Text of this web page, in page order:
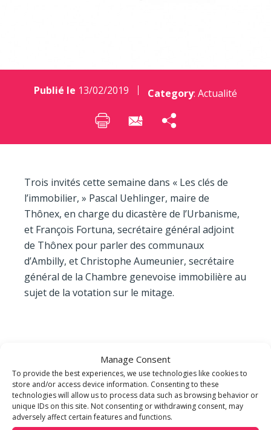
Manage Consent
To provide the best experiences, we use technologies like cookies to
store and/or access device information. Consenting to these
technologies will allow us to process data such as browsing behavior or
unique IDs on this site. Not consenting or withdrawing consent, may
adversely affect certain features and functions.
Publié le 13/02/2019 Category: Actualité
Trois invités cette semaine dans « Les clés de
l’immobilier, » Pascal Uehlinger, maire de
Thônex, en charge du dicastère de l’Urbanisme,
et François Fortuna, secrétaire général adjoint
de Thônex pour parler des communaux
d’Ambilly, et Christophe Aumeunier, secrétaire
général de la Chambre genevoise immobilière au
sujet de la votation sur le mitage.
Retrouvez la vidéo intégrale de la
dernière émission :